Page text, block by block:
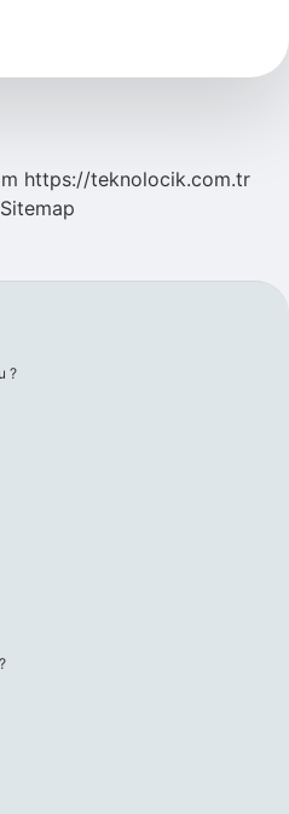
https://teknolocik.com.tr
Sitemap
?